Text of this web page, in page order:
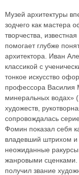
Музей архитектуры
зодчего как мастера
творчества,
помогает глубже
архитектора. Иван
классикой с
тонкое искусство
профессора Василия
минеральных водах»
художеств,
сопровождалась
Фомин показал себя
владевший штрихом и
неожиданные
жанровыми сценками.
получил звание